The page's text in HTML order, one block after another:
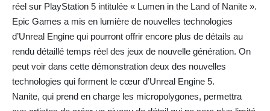
réel sur PlayStation 5 intitulée « Lumen in the Land of Nanite ».
Epic Games a mis en lumière de nouvelles technologies
d’Unreal Engine qui pourront offrir encore plus de détails au
rendu détaillé temps réel des jeux de nouvelle génération. On
peut voir dans cette démonstration deux des nouvelles
technologies qui forment le cœur d’Unreal Engine 5.
Nanite, qui prend en charge les micropolygones, permettra